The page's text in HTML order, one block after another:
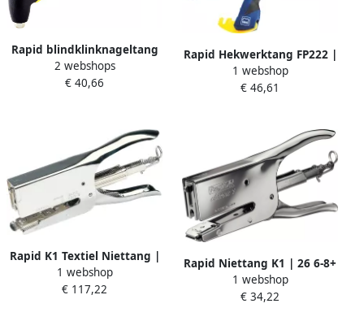
Rapid blindklinknageltang
RP40 multi 170x25x345mm
2 webshops
€ 40,66
Rapid Hekwerktang FP222 |
Incl. 200 Hogringen
40303112
1 webshop
€ 46,61
Rapid K1 Textiel Niettang |
43 6-8 mm 10520501
1 webshop
€ 117,22
Rapid Niettang K1 | 26 6-8+
mm 10510602
1 webshop
€ 34,22